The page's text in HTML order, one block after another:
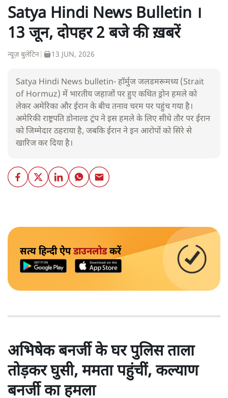
Satya Hindi News Bulletin ।
13 जून, दोपहर 2 बजे की ख़बरें
न्यूज़ बुलेटिन 13 JUN, 2026
Satya Hindi News bulletin- हॉर्मुज जलडमरूमध्य (Strait
of Hormuz) में भारतीय जहाजों पर हुए कथित ड्रोन हमले को
लेकर अमेरिका और ईरान के बीच तनाव चरम पर पहुंच गया है।
अमेरिकी राष्ट्रपति डोनाल्ड ट्रंप ने इस हमले के लिए सीधे तौर पर ईरान
को जिम्मेदार ठहराया है, जबकि ईरान ने इन आरोपों को सिरे से
खारिज कर दिया है।
सत्य हिन्दी ऐपडाउनलोडकरें
अभिषेक बनर्जी के घर पुलिस ताला
तोड़कर घुसी, ममता पहुंचीं, कल्याण
बनर्जी का हमला